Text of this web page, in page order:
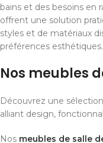
bains et des besoins en
offrent une solution
styles et de matériaux
préférences esthétiques.
Nos meubles
Découvrez une
alliant design,
Nos meubles de salle